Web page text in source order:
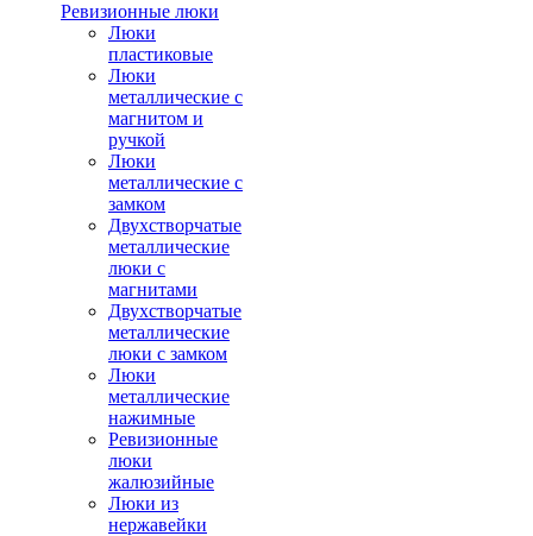
Ревизионные люки
Люки
пластиковые
Люки
металлические с
магнитом и
ручкой
Люки
металлические с
замком
Двухстворчатые
металлические
люки с
магнитами
Двухстворчатые
металлические
люки с замком
Люки
металлические
нажимные
Ревизионные
люки
жалюзийные
Люки из
нержавейки